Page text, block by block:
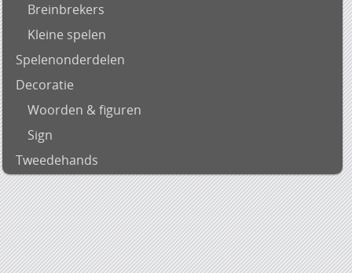
Breinbrekers
Kleine spelen
Spelenonderdelen
Decoratie
Woorden & figuren
Sign
Tweedehands